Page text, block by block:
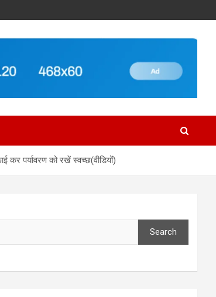
पर्यावरण को रखें स्वच्छ(वीडियों)
Search